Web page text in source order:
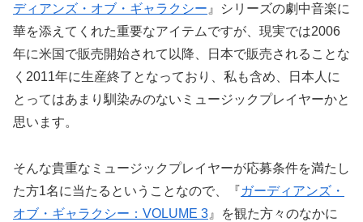
ディアンズ・オブ・ギャラクシー』シリーズの劇中音楽に
華を添えてくれた重要なアイテムですが、現実では2006
年に米国で販売開始されて以降、日本で販売されることな
く2011年に生産終了となっており、私も含め、日本人に
とってはあまり馴染みのないミュージックプレイヤーかと
思います。
そんな貴重なミュージックプレイヤーが応募条件を満たし
た方1名に当たるということなので、『ガーディアンズ・
オブ・ギャラクシー：VOLUME 3 』を観た方々のなかに